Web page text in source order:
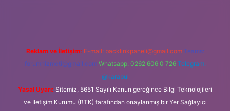
Reklam ve İletişim: E-mail: backlinkpaneli@gmail.com Teams:
forumhizmeti@gmail.com Whatsapp: 0262 606 0 726 Telegram:
@karabul
Yasal Uyarı: Sitemiz, 5651 Sayılı Kanun gereğince Bilgi Teknolojileri
ve İletişim Kurumu (BTK) tarafından onaylanmış bir Yer Sağlayıcı